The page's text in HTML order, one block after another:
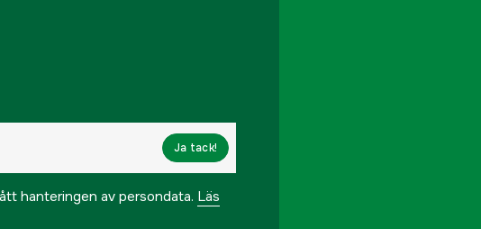
Ja tack!
hanteringen av persondata. Läs